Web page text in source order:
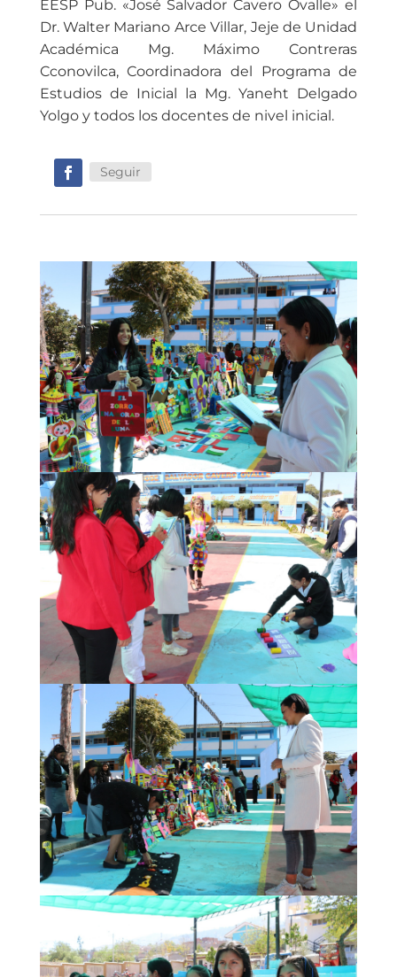
EESP Pub. «José Salvador Cavero Ovalle» el
Dr. Walter Mariano Arce Villar, Jeje de Unidad
Académica Mg. Máximo Contreras
Cconovilca, Coordinadora del Programa de
Estudios de Inicial la Mg. Yaneht Delgado
Yolgo y todos los docentes de nivel inicial.
Seguir